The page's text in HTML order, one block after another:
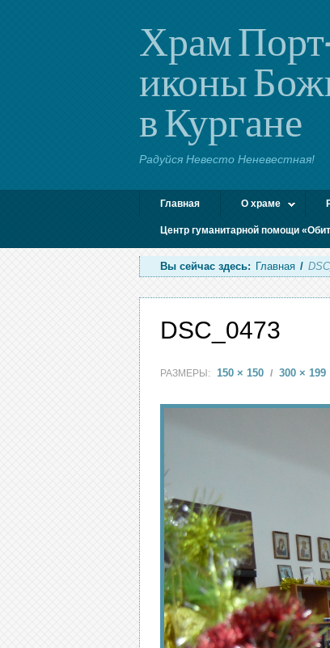
Храм
иконы
в Кургане
Радуйся Невесто Неневестная!
Главная О храме
Центр гуманитарной помощи
Вы сейчас здесь: Главная /
DSC_0473
РАЗМЕРЫ: 150 × 150 / 300 × 199